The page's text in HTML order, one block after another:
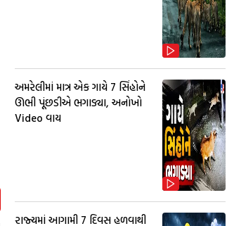
અમરેલીમાં માત્ર એક ગાયે 7 સિંહોને
ઊભી પૂંછડીએ ભગાડ્યા, અનોખો
Video વાય
રાજ્યમાં આગામી 7 દિવસ હળવાથી